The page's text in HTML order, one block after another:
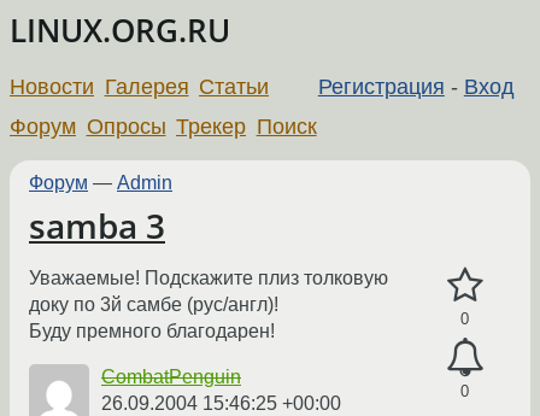
LINUX.ORG.RU
Регистрация - Вход
Новости Галерея Статьи
Форум Опросы Трекер Поиск
Форум — Admin
samba 3
0
0
Уважаемые! Подскажите плиз толковую
доку по 3й самбе (рус/англ)!
Буду премного благодарен!
CombatPenguin
26.09.2004 15:46:25 +00:00